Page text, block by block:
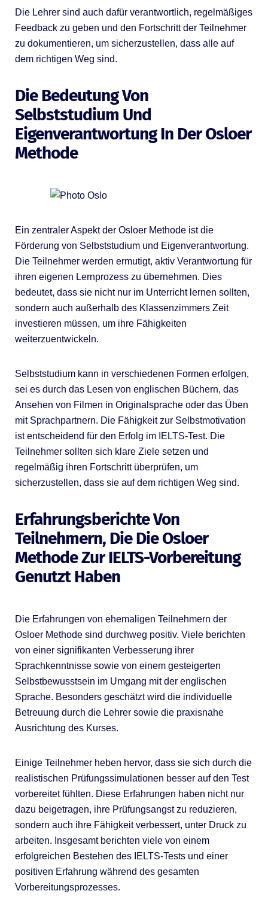
Die Lehrer sind auch dafür verantwortlich, regelmäßiges
Feedback zu geben und den Fortschritt der Teilnehmer
zu dokumentieren, um sicherzustellen, dass alle auf
dem richtigen Weg sind.
Die Bedeutung Von
Selbststudium Und
Eigenverantwortung In Der Osloer
Methode
Ein zentraler Aspekt der Osloer Methode ist die
Förderung von Selbststudium und Eigenverantwortung.
Die Teilnehmer werden ermutigt, aktiv Verantwortung für
ihren eigenen Lernprozess zu übernehmen. Dies
bedeutet, dass sie nicht nur im Unterricht lernen sollten,
sondern auch außerhalb des Klassenzimmers Zeit
investieren müssen, um ihre Fähigkeiten
weiterzuentwickeln.
Selbststudium kann in verschiedenen Formen erfolgen,
sei es durch das Lesen von englischen Büchern, das
Ansehen von Filmen in Originalsprache oder das Üben
mit Sprachpartnern. Die Fähigkeit zur Selbstmotivation
ist entscheidend für den Erfolg im IELTS-Test. Die
Teilnehmer sollten sich klare Ziele setzen und
regelmäßig ihren Fortschritt überprüfen, um
sicherzustellen, dass sie auf dem richtigen Weg sind.
Erfahrungsberichte Von
Teilnehmern, Die Die Osloer
Methode Zur IELTS-Vorbereitung
Genutzt Haben
Die Erfahrungen von ehemaligen Teilnehmern der
Osloer Methode sind durchweg positiv. Viele berichten
von einer signifikanten Verbesserung ihrer
Sprachkenntnisse sowie von einem gesteigerten
Selbstbewusstsein im Umgang mit der englischen
Sprache. Besonders geschätzt wird die individuelle
Betreuung durch die Lehrer sowie die praxisnahe
Ausrichtung des Kurses.
Einige Teilnehmer heben hervor, dass sie sich durch die
realistischen Prüfungssimulationen besser auf den Test
vorbereitet fühlten. Diese Erfahrungen haben nicht nur
dazu beigetragen, ihre Prüfungsangst zu reduzieren,
sondern auch ihre Fähigkeit verbessert, unter Druck zu
arbeiten. Insgesamt berichten viele von einem
erfolgreichen Bestehen des IELTS-Tests und einer
positiven Erfahrung während des gesamten
Vorbereitungsprozesses.